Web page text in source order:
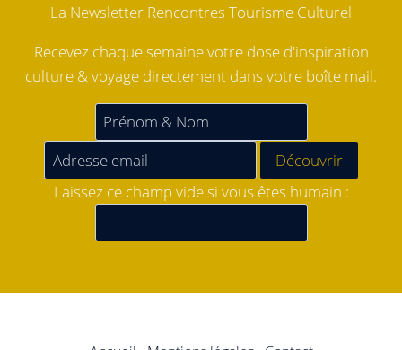
La Newsletter Rencontres Tourisme Culturel
Recevez chaque semaine votre dose d'inspiration
culture & voyage directement dans votre boîte mail.
Laissez ce champ vide si vous êtes humain :